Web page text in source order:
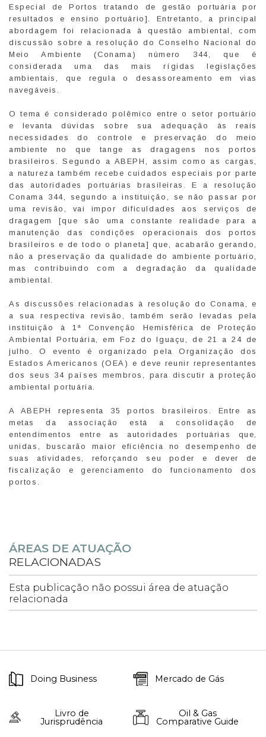
Especial de Portos tratando de gestão portuária por
resultados e ensino portuário]. Entretanto, a principal
abordagem foi relacionada à questão ambiental, com
discussão sobre a resolução do Conselho Nacional do
Meio Ambiente (Conama) número 344, que é
considerada uma das mais rígidas legislações
ambientais, que regula o desassoreamento em vias
navegáveis.
O tema é considerado polêmico entre o setor portuário
e levanta dúvidas sobre sua adequação às reais
necessidades do controle e preservação do meio
ambiente no que tange as dragagens nos portos
brasileiros. Segundo a ABEPH, assim como as cargas,
a natureza também recebe cuidados especiais por parte
das autoridades portuárias brasileiras. E a resolução
Conama 344, segundo a instituição, se não passar por
uma revisão, vai impor dificuldades aos serviços de
dragagem [que são uma constante realidade para a
manutenção das condições operacionais dos portos
brasileiros e de todo o planeta] que, acabarão gerando,
não a preservação da qualidade do ambiente portuário,
mas contribuindo com a degradação da qualidade
ambiental.
As discussões relacionadas à resolução do Conama, e
a sua respectiva revisão, também serão levadas pela
instituição à 1ª Convenção Hemisférica de Proteção
Ambiental Portuária, em Foz do Iguaçu, de 21 a 24 de
julho. O evento é organizado pela Organização dos
Estados Americanos (OEA) e deve reunir representantes
dos seus 34 países membros, para discutir a proteção
ambiental portuária.
A ABEPH representa 35 portos brasileiros. Entre as
metas da associação está a consolidação de
entendimentos entre as autoridades portuárias que,
unidas, buscarão maior eficiência no desempenho de
suas atividades, reforçando seu poder e dever de
fiscalização e gerenciamento do funcionamento dos
portos.
ÁREAS DE ATUAÇÃO
RELACIONADAS
Esta publicação não possui área de atuação
relacionada
Doing Business Mercado de Gás
Livro de
Jurisprudência
Oil & Gas
Comparative Guide